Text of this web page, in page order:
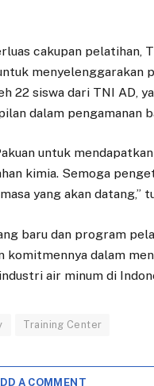
cakupan pelatihan,
menyelenggarakan
22 siswa dari TNI AD,
dalam pengamanan
untuk
kimia. Semoga
yang akan datang,”
baru dan program
komitmennya dalam
air minum di
Training Center
A COMMENT
ANTI KORUPSI
Usaha